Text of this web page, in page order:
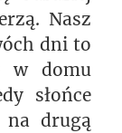
Nasz
dni to
w domu
słońce
na drugą